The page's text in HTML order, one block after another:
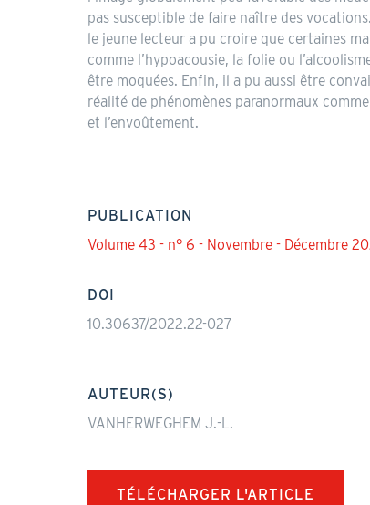
pas susceptible de faire naître des
le jeune lecteur a pu croire que certaines
comme l’hypoacousie, la folie ou
être moquées. Enfin, il a pu aussi être
réalité de phénomènes paranormaux
et l’envoûtement.
PUBLICATION
Volume 43 - n° 6 - Novembre - Décembre
DOI
10.30637/2022.22-027
AUTEUR(S)
VANHERWEGHEM J.-L.
TÉLÉCHARGER L'ARTICLE